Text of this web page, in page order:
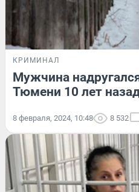
КРИМИНАЛ
Мужчина
Тюмени 10 лет
8 февраля, 2024, 10:48 8 532